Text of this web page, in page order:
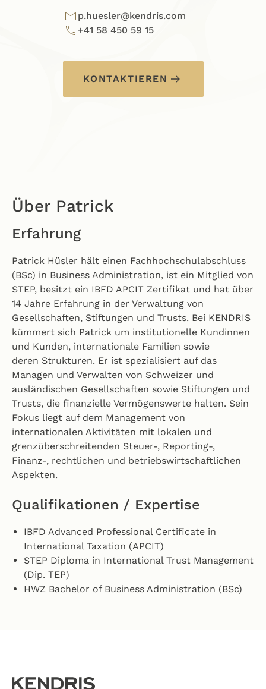
p.huesler@kendris.com
+41 58 450 59 15
KONTAKTIEREN
Über Patrick
Erfahrung
Patrick Hüsler hält einen Fachhochschulabschluss
(BSc) in Business Administration, ist ein Mitglied von
STEP, besitzt ein IBFD APCIT Zertifikat und hat über
14 Jahre Erfahrung in der Verwaltung von
Gesellschaften, Stiftungen und Trusts. Bei KENDRIS
kümmert sich Patrick um institutionelle Kundinnen
und Kunden, internationale Familien sowie
deren Strukturen. Er ist spezialisiert auf das
Managen und Verwalten von Schweizer und
ausländischen Gesellschaften sowie Stiftungen und
Trusts, die finanzielle Vermögenswerte halten. Sein
Fokus liegt auf dem Management von
internationalen Aktivitäten mit lokalen und
grenzüberschreitenden Steuer-, Reporting-,
Finanz-, rechtlichen und betriebswirtschaftlichen
Aspekten.
Qualifikationen / Expertise
IBFD Advanced Professional Certificate in
International Taxation (APCIT)
STEP Diploma in International Trust Management
(Dip. TEP)
HWZ Bachelor of Business Administration (BSc)